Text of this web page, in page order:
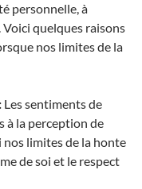
personnelle, à
quelques raisons
nos limites de la
Les sentiments de
à la perception de
limites de la honte
de soi et le respect